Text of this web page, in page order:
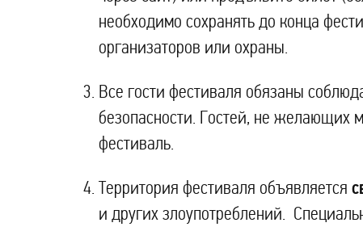
необходимо сохранять до конца
организаторов или охраны.
Все гости фестиваля обязаны
безопасности. Гостей, не желающих
фестиваль.
Территория фестиваля объявляется
и других злоупотреблений.